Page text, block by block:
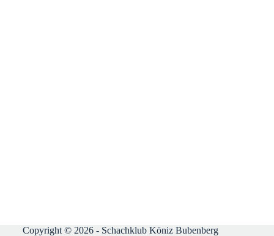
Copyright © 2026 - Schachklub Köniz Bubenberg